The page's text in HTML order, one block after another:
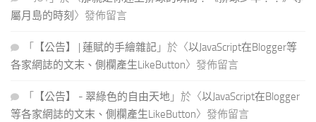
屬月島的時刻 〉發佈留言
「 【公告】 | 蓮賦的手繪雜記 」於〈以JavaScript在Blogger等
各家網誌的文末、側欄產生LikeButton〉發佈留言
「 【公告】 - 翠綠色的自由天地 」於〈以JavaScript在Blogger
等各家網誌的文末、側欄產生LikeButton〉發佈留言